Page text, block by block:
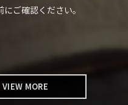
ご確認ください。
VIEW MORE